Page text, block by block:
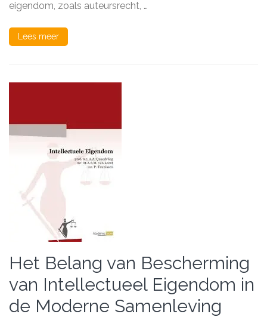
eigendom, zoals auteursrecht, …
Lees meer
Het Belang van Bescherming
van Intellectueel Eigendom in
de Moderne Samenleving